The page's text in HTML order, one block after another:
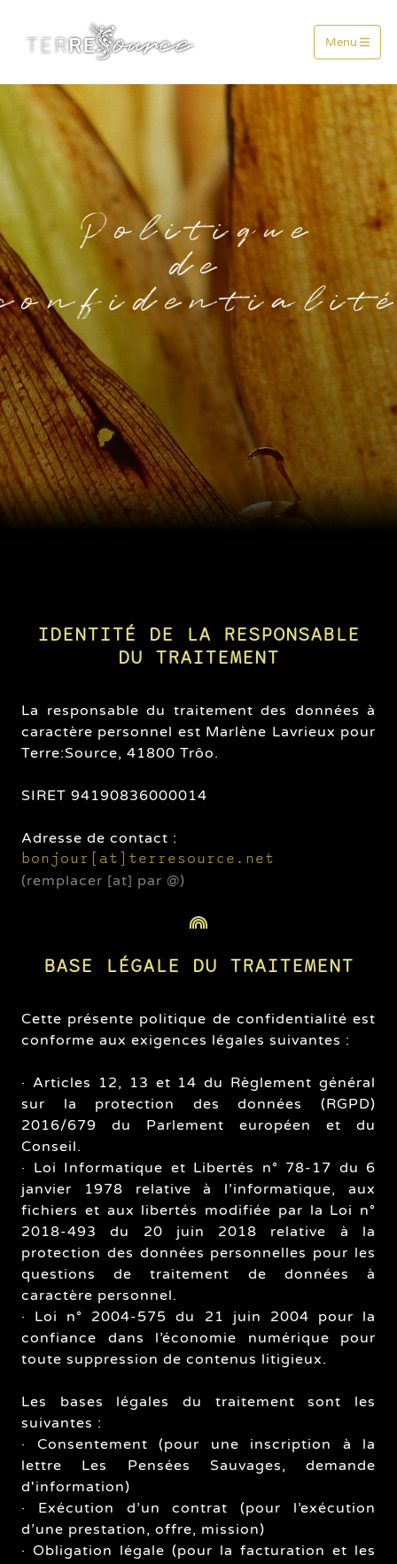
Menu
Politique
de
IDENTITÉ DE LA RESPONSABLE
DU TRAITEMENT
La responsable du traitement des données à
caractère personnel est Marlène Lavrieux pour
Terre:Source, 41800 Trôo.
SIRET 94190836000014
Adresse de contact :
bonjour[at]terresource.net
(remplacer [at] par @)
BASE LÉGALE DU TRAITEMENT
Cette présente politique de confidentialité est
conforme aux exigences légales suivantes :
· Articles 12, 13 et 14 du Règlement général
sur la protection des données (RGPD)
2016/679 du Parlement européen et du
Conseil.
· Loi Informatique et Libertés n° 78-17 du 6
janvier 1978 relative à l’informatique, aux
fichiers et aux libertés modifiée par la Loi n°
2018-493 du 20 juin 2018 relative à la
protection des données personnelles pour les
questions de traitement de données à
caractère personnel.
· Loi n° 2004-575 du 21 juin 2004 pour la
confiance dans l’économie numérique pour
toute suppression de contenus litigieux.
Les bases légales du traitement sont les
suivantes :
· Consentement (pour une inscription à la
lettre Les Pensées Sauvages, demande
d'information)
· Exécution d’un contrat (pour l’exécution
d’une prestation, offre, mission)
· Obligation légale (pour la facturation et les